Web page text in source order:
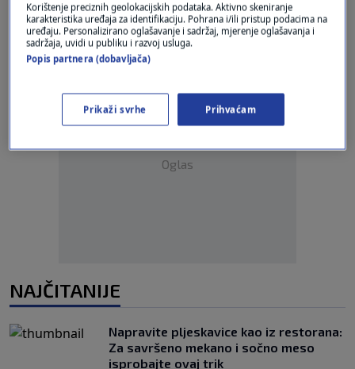
Oglas
NAJČITANIJE
Napravite pljeskavice kao iz restorana:
Za savršeno mekano i sočno meso
isprobajte ovaj trik
Korištenje preciznih geolokacijskih podataka. Aktivno skeniranje
karakteristika uređaja za identifikaciju. Pohrana i/ili pristup podacima na
uređaju. Personalizirano oglašavanje i sadržaj, mjerenje oglašavanja i
sadržaja, uvidi u publiku i razvoj usluga.
Popis partnera (dobavljača)
Prikaži svrhe Prihvaćam